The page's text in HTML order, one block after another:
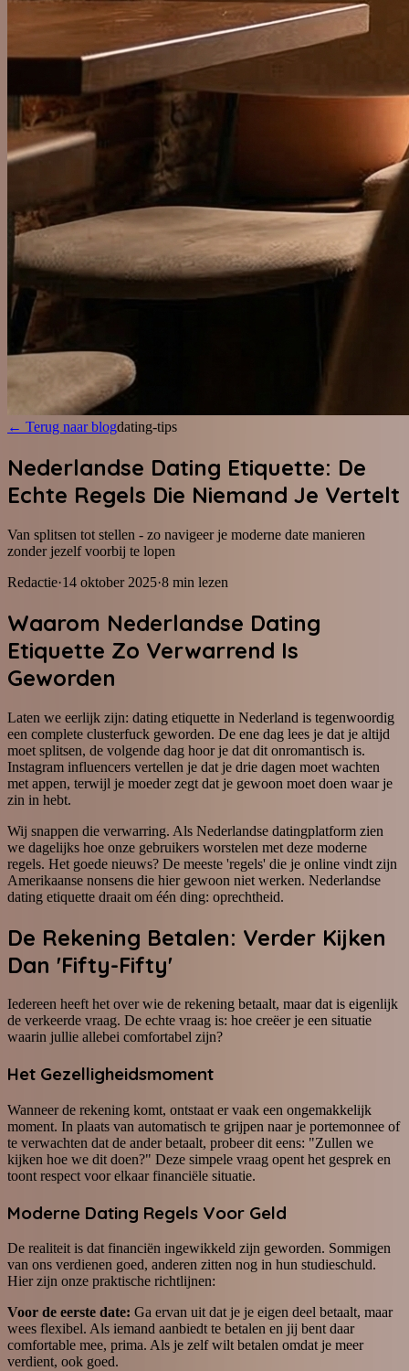
← Terug naar blogdating-tips
Nederlandse Dating Etiquette: De
Echte Regels Die Niemand Je Vertelt
Van splitsen tot stellen - zo navigeer je moderne date manieren
zonder jezelf voorbij te lopen
Redactie·14 oktober 2025·8 min lezen
Waarom Nederlandse Dating
Etiquette Zo Verwarrend Is
Geworden
Laten we eerlijk zijn: dating etiquette in Nederland is tegenwoordig
een complete clusterfuck geworden. De ene dag lees je dat je altijd
moet splitsen, de volgende dag hoor je dat dit onromantisch is.
Instagram influencers vertellen je dat je drie dagen moet wachten
met appen, terwijl je moeder zegt dat je gewoon moet doen waar je
zin in hebt.
Wij snappen die verwarring. Als Nederlandse datingplatform zien
we dagelijks hoe onze gebruikers worstelen met deze moderne
regels. Het goede nieuws? De meeste 'regels' die je online vindt zijn
Amerikaanse nonsens die hier gewoon niet werken. Nederlandse
dating etiquette draait om één ding: oprechtheid.
De Rekening Betalen: Verder Kijken
Dan 'Fifty-Fifty'
Iedereen heeft het over wie de rekening betaalt, maar dat is eigenlijk
de verkeerde vraag. De echte vraag is: hoe creëer je een situatie
waarin jullie allebei comfortabel zijn?
Het Gezelligheidsmoment
Wanneer de rekening komt, ontstaat er vaak een ongemakkelijk
moment. In plaats van automatisch te grijpen naar je portemonnee of
te verwachten dat de ander betaalt, probeer dit eens: "Zullen we
kijken hoe we dit doen?" Deze simpele vraag opent het gesprek en
toont respect voor elkaar financiële situatie.
Moderne Dating Regels Voor Geld
De realiteit is dat financiën ingewikkeld zijn geworden. Sommigen
van ons verdienen goed, anderen zitten nog in hun studieschuld.
Hier zijn onze praktische richtlijnen:
Voor de eerste date: Ga ervan uit dat je je eigen deel betaalt, maar
wees flexibel. Als iemand aanbiedt te betalen en jij bent daar
comfortable mee, prima. Als je zelf wilt betalen omdat je meer
verdient, ook goed.